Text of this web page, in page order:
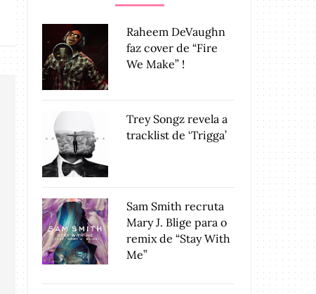
Raheem DeVaughn
faz cover de “Fire
We Make” !
Trey Songz revela a
tracklist de ‘Trigga’
Sam Smith recruta
Mary J. Blige para o
remix de “Stay With
Me”